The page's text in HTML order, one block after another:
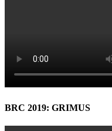
BRC 2019: GRIMUS